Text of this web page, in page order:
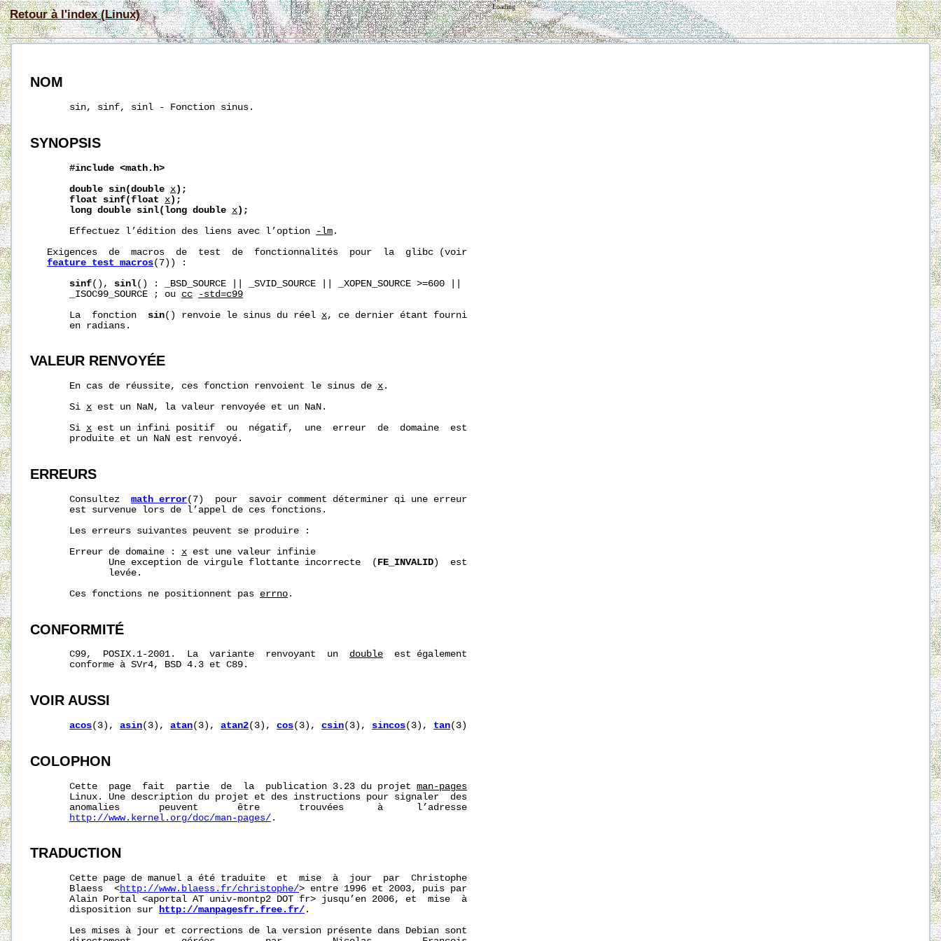
Retour à l'index (Linux)
Loading
NOM
       sin, sinf, sinl - Fonction sinus.
SYNOPSIS
#include <math.h>
double sin(double x);
float
sinf(float x);
long double sinl(long double x);
       Effectuez l’édition des liens avec l’option
-lm .
   Exigences  de  macros  de  test  de  fonctionnalités  pour  la  glibc (voir
feature_test_macros(7)) :
sinf(), sinl() : _BSD_SOURCE || _SVID_SOURCE || _XOPEN_SOURCE >=600 ||
       _ISOC99_SOURCE ; ou
cc
-std=c99
       La  fonction
sin() renvoie le sinus du réel x, ce dernier étant fourni
       en radians.
VALEUR RENVOYÉE
       En cas de réussite, ces fonction renvoient le sinus de
x .
       Si
x est un NaN, la valeur renvoyée et un NaN.
       Si
x est un infini positif  ou  négatif,  une  erreur  de  domaine  est
       produite et un NaN est renvoyé.
ERREURS
       Consultez
math_error(7)  pour  savoir comment déterminer qi une erreur
       est survenue lors de l’appel de ces fonctions.
       Les erreurs suivantes peuvent se produire :
       Erreur de domaine :
x est une valeur infinie
              Une exception de virgule flottante incorrecte  (
FE_INVALID )  est
              levée.
       Ces fonctions ne positionnent pas
errno .
CONFORMITÉ
       C99,  POSIX.1-2001.  La  variante  renvoyant  un
double
  est également
       conforme à SVr4, BSD 4.3 et C89.
VOIR AUSSI
acos(3), asin(3), atan(3), atan2(3), cos(3), csin(3), sincos(3), tan(3)
COLOPHON
       Cette  page  fait  partie  de  la  publication 3.23 du projet
man-pages
       Linux. Une description du projet et des instructions pour signaler  des
       anomalies       peuvent       être       trouvées      à      l’adresse
http://www.kernel.org/doc/man-pages/ .
TRADUCTION
       Cette page de manuel a été traduite  et  mise  à  jour  par  Christophe
       Blaess  <
http://www.blaess.fr/christophe/> entre 1996 et 2003, puis par
       Alain Portal <aportal AT univ-montp2 DOT fr> jusqu’en 2006, et  mise  à
       disposition sur
http://manpagesfr.free.fr/ .
       Les mises à jour et corrections de la version présente dans Debian sont